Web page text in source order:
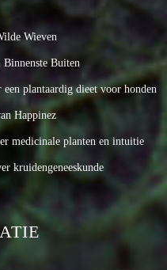
Wieven
Buiten
plantaardig dieet voor honden
Happinez
medicinale planten en intuitie
kruidengeneeskunde